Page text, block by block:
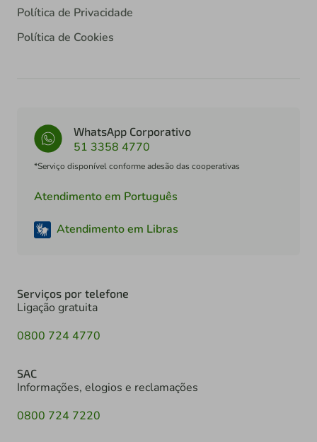
Política de Privacidade
Política de Cookies
WhatsApp Corporativo
51 3358 4770
*Serviço disponível conforme adesão das cooperativas
Atendimento em Português
Atendimento em Libras
Serviços por telefone
Ligação gratuita
0800 724 4770
SAC
Informações, elogios e reclamações
0800 724 7220